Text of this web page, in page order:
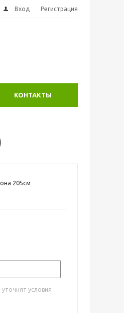
Вход Регистрация
КОНТАКТЫ
205см
условия